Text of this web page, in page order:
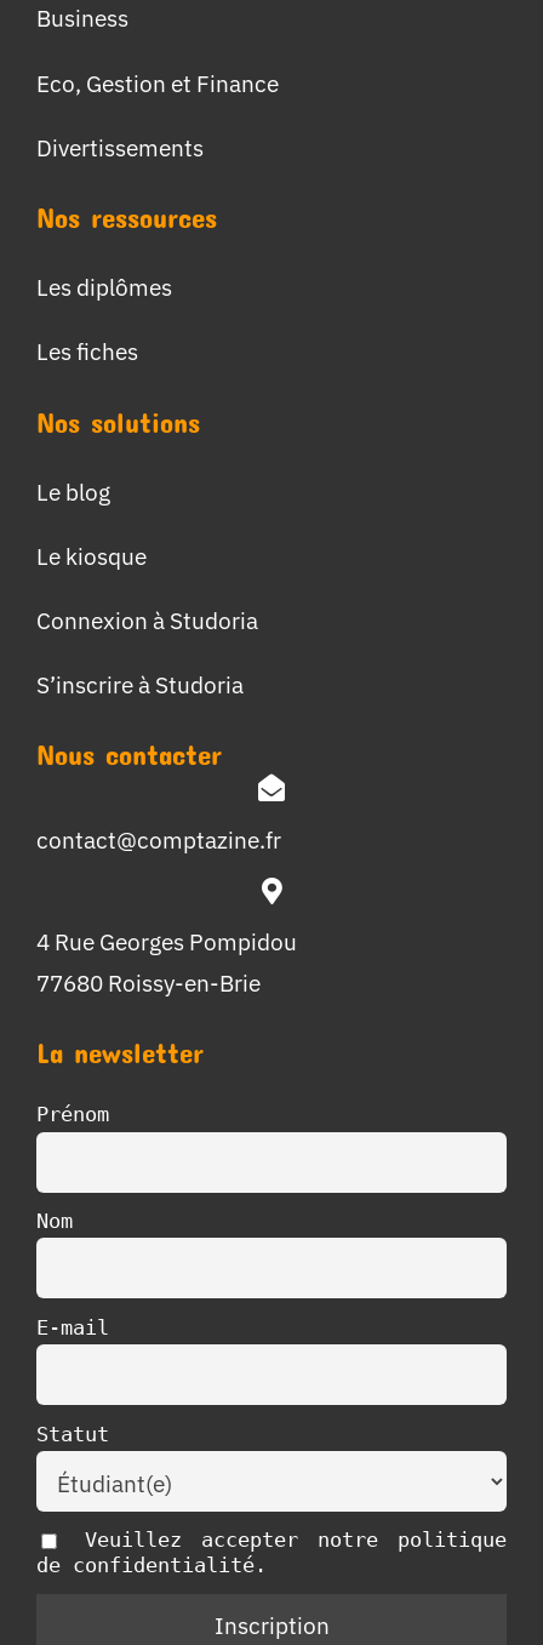
Business
Eco, Gestion et Finance
Divertissements
Nos ressources
Les diplômes
Les fiches
Nos solutions
Le blog
Le kiosque
Connexion à Studoria
S’inscrire à Studoria
Nous contacter
contact@comptazine.fr
4 Rue Georges Pompidou
77680 Roissy-en-Brie
La newsletter
Prénom
Nom
E-mail
Statut
Veuillez accepter notre politique
de confidentialité.